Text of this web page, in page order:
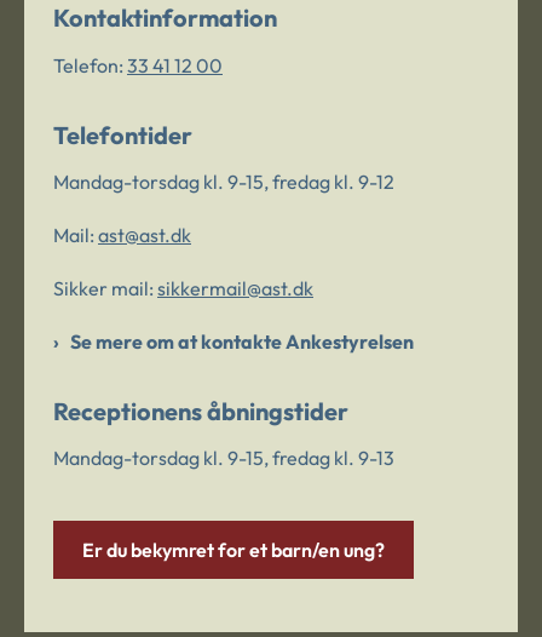
Kontaktinformation
Telefon: 33 41 12 00
Telefontider
Mandag-torsdag kl. 9-15, fredag kl. 9-12
Mail: ast@ast.dk
Sikker mail: sikkermail@ast.dk
Se mere om at kontakte Ankestyrelsen
Receptionens åbningstider
Mandag-torsdag kl. 9-15, fredag kl. 9-13
Er du bekymret for et barn/en ung?